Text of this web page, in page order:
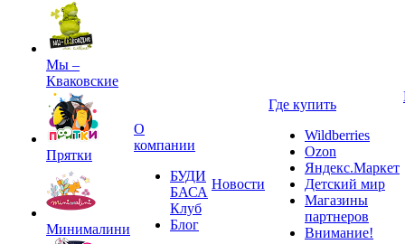
Мы –
Кваковские
Прятки
Минималини
О
компании
БУДИ
БАСА
Клуб
Блог
Новости
Где купить
Wildberries
Ozon
Яндекс.Маркет
Детский мир
Магазины
партнеров
Внимание!